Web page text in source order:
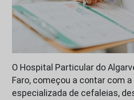
O Hospital Particular do
Faro, começou a contar com
especializada de cefaleias,